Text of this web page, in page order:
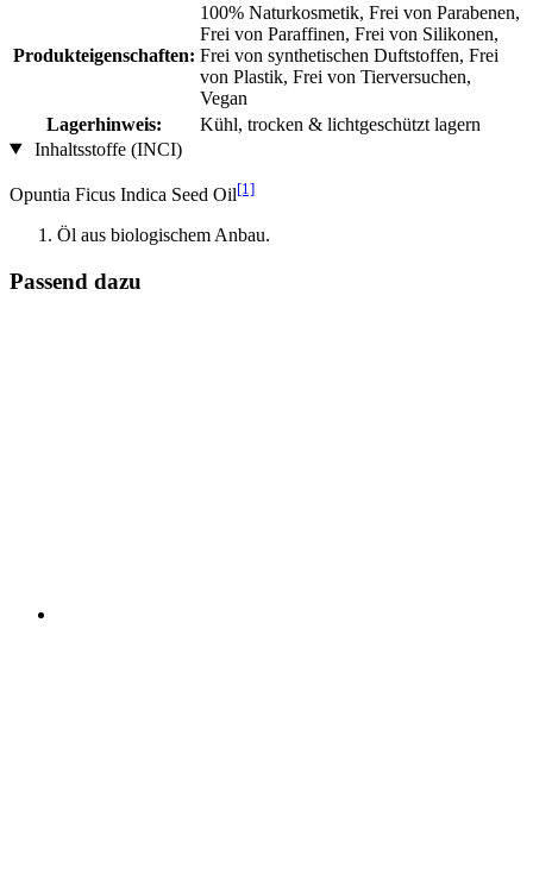
Produkteigenschaften:
100% Naturkosmetik, Frei von Parabenen,
Frei von Paraffinen, Frei von Silikonen,
Frei von synthetischen Duftstoffen, Frei
von Plastik, Frei von Tierversuchen,
Vegan
Lagerhinweis:
Kühl, trocken & lichtgeschützt lagern
Inhaltsstoffe (INCI)
Opuntia Ficus Indica Seed Oil[1]
Öl aus biologischem Anbau.
Passend dazu